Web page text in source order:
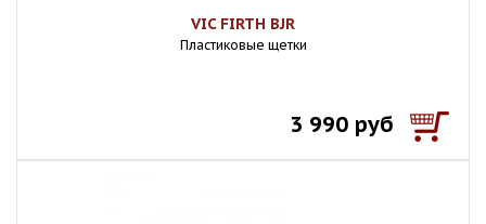
VIC FIRTH BJR
Пластиковые щетки
3 990 руб